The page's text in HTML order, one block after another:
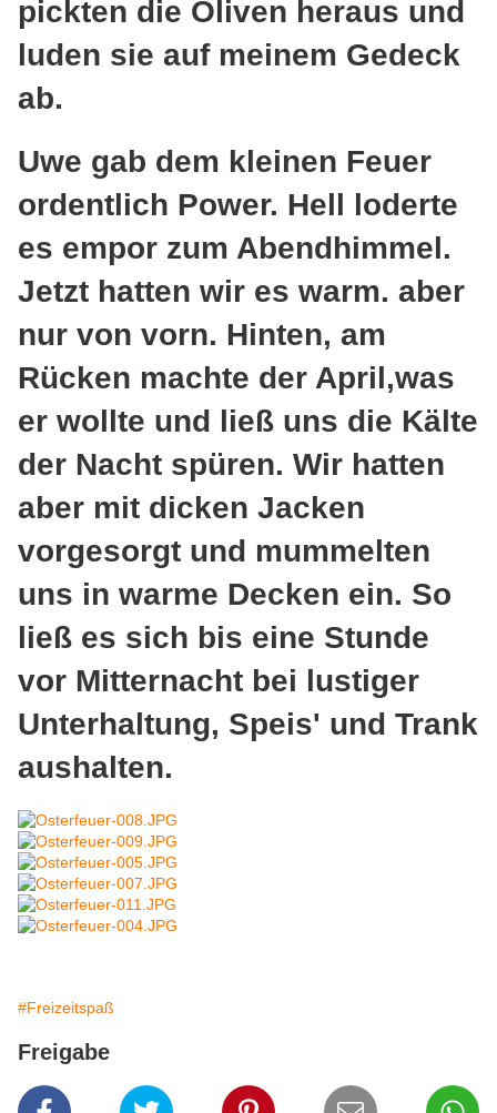
pickten die Oliven heraus und
luden sie auf meinem Gedeck
ab.
Uwe gab dem kleinen Feuer
ordentlich Power. Hell loderte
es empor zum Abendhimmel.
Jetzt hatten wir es warm. aber
nur von vorn. Hinten, am
Rücken machte der April,was
er wollte und ließ uns die Kälte
der Nacht spüren. Wir hatten
aber mit dicken Jacken
vorgesorgt und mummelten
uns in warme Decken ein. So
ließ es sich bis eine Stunde
vor Mitternacht bei lustiger
Unterhaltung, Speis' und Trank
aushalten.
#Freizeitspaß
Freigabe